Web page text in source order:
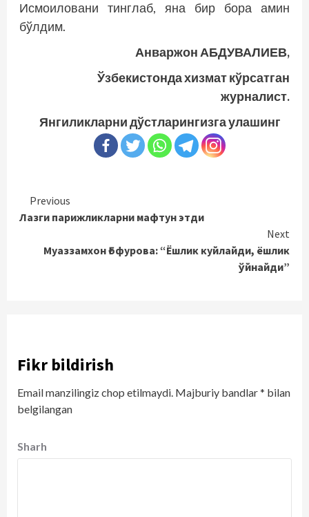
Исмоиловани тинглаб, яна бир бора амин
бўлдим.
Анваржон АБДУВАЛИЕВ,
Ўзбекистонда хизмат кўрсатган
журналист.
Янгиликларни дўстларингизга улашинг
Continue
Reading
Previous
Лазги парижликларни мафтун этди
Next
Муаззамхон Ғофурова: “Ёшлик куйлайди, ёшлик
ўйнайди”
Fikr bildirish
Email manzilingiz chop etilmaydi. Majburiy bandlar* bilan
belgilangan
Sharh